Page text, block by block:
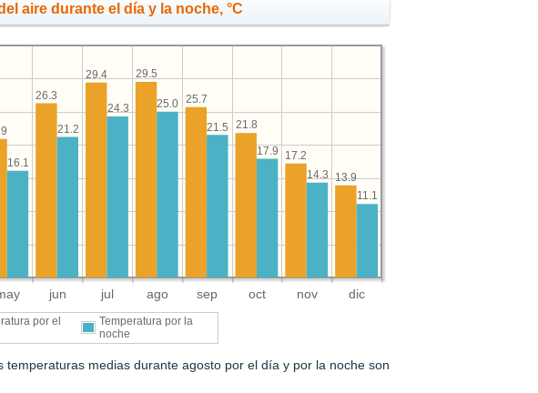
aire durante el día y la noche, °C
jun jul ago sep oct nov dic
13.9
17.2
21.8
25.7
29.5
29.4
26.3
11.1
14.3
17.9
21.5
25.0
24.3
21.2
16.1
por el
Temperatura por la
noche
temperaturas medias durante agosto por el día y por la noche son